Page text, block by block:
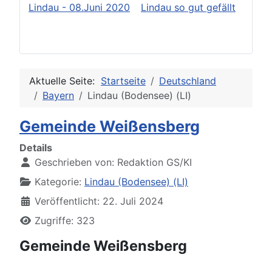
Lindau - 08.Juni 2020
Lindau so gut gefällt
Aktuelle Seite: Startseite
Deutschland
Bayern
Lindau (Bodensee) (LI)
Gemeinde Weißensberg
Details
Geschrieben von: Redaktion GS/KI
Kategorie: Lindau (Bodensee) (LI)
Veröffentlicht: 22. Juli 2024
Zugriffe: 323
Gemeinde Weißensberg